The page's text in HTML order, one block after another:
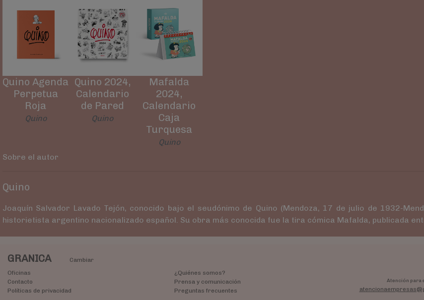
Quino Agenda
Perpetua
Roja
Quino
Quino 2024,
Calendario
de Pared
Quino
Mafalda
2024,
Calendario
Caja
Turquesa
Quino
Sobre el autor
Quino
Joaquín Salvador Lavado Tejón,​ conocido bajo el seudónimo de Quino (Mendoza, 17 de julio de 1932-
historietista argentino nacionalizado español. Su obra más conocida fue la tira cómica Mafalda, publicada
GRANICA
Cambiar
Oficinas
Contacto
Políticas de privacidad
¿Quiénes somos?
Prensa y comunicación
Preguntas frecuentes
Atención para